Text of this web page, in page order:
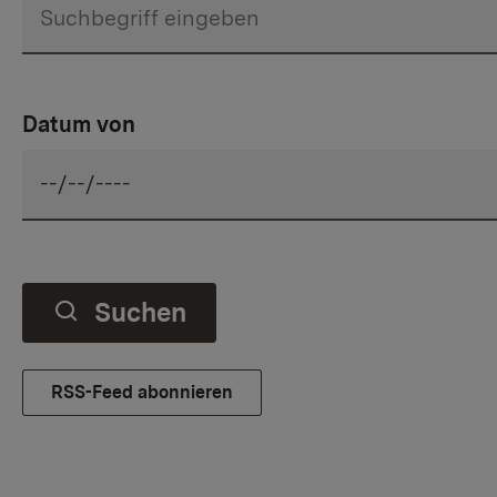
Datum von
Suchen
RSS-Feed abonnieren